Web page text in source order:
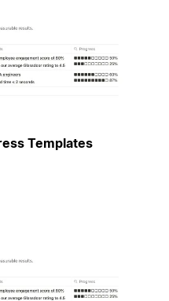
Templates